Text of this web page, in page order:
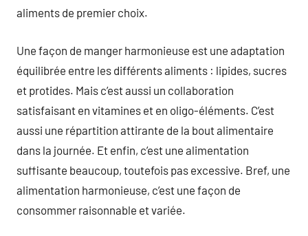
aliments de premier choix.
Une façon de manger harmonieuse est une adaptation
équilibrée entre les différents aliments : lipides, sucres
et protides. Mais c’est aussi un collaboration
satisfaisant en vitamines et en oligo-éléments. C’est
aussi une répartition attirante de la bout alimentaire
dans la journée. Et enfin, c’est une alimentation
suffisante beaucoup, toutefois pas excessive. Bref, une
alimentation harmonieuse, c’est une façon de
consommer raisonnable et variée.